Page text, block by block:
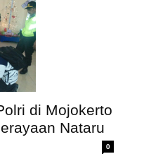
di Mojokerto
Nataru
0